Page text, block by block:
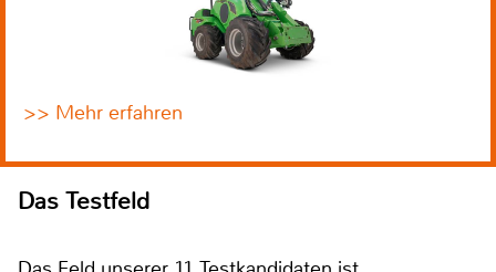
>> Mehr erfahren
Das Testfeld